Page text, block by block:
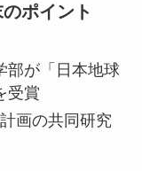
ポイント
部が「日本地球
受賞
画の共同研究